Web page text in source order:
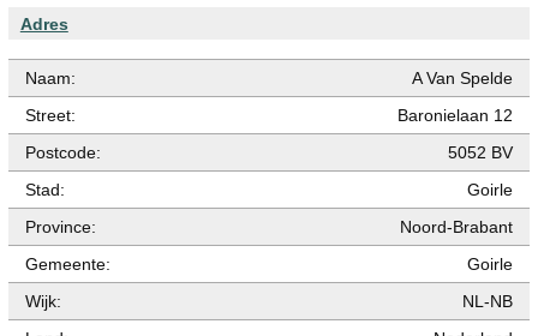
Adres
Naam:
A Van Spelde
Street:
Baronielaan 12
Postcode:
5052 BV
Stad:
Goirle
Province:
Noord-Brabant
Gemeente:
Goirle
Wijk:
NL-NB